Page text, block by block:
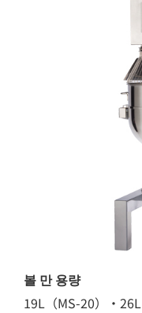
볼 만 용량
19L（MS-20）・26L